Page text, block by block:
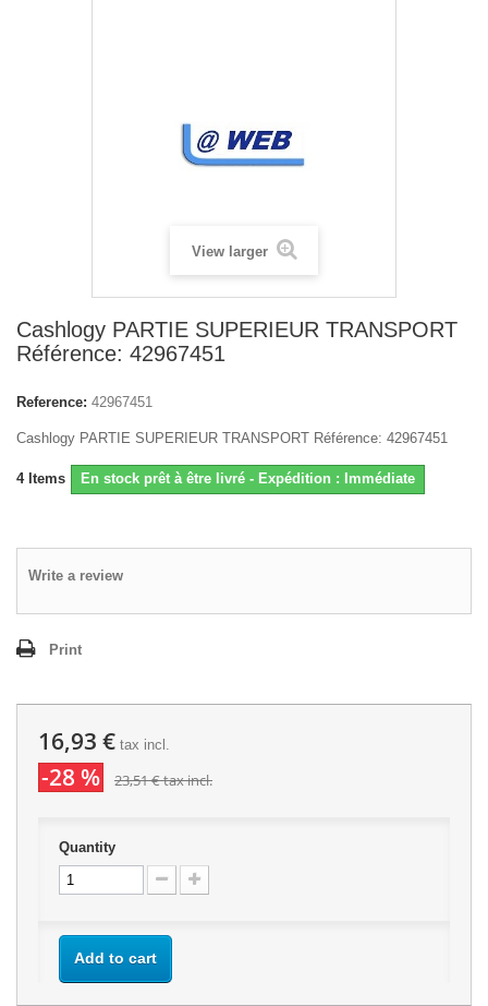
View larger
Cashlogy PARTIE SUPERIEUR TRANSPORT
Référence: 42967451
Reference: 42967451
Cashlogy PARTIE SUPERIEUR TRANSPORT Référence: 42967451
4 Items En stock prêt à être livré - Expédition : Immédiate
Write a review
Print
16,93 € tax incl.
-28 % 23,51 €tax incl.
Quantity
Add to cart